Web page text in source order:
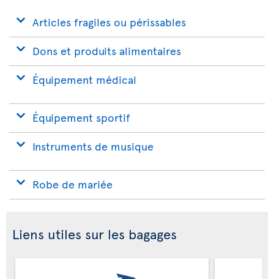
Articles fragiles ou périssables
Dons et produits alimentaires
Équipement médical
Équipement sportif
Instruments de musique
Robe de mariée
Liens utiles sur les bagages